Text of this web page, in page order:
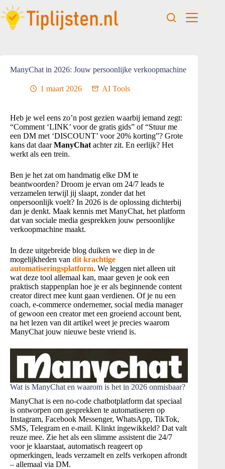
ManyChat in 2026: Jouw persoonlijke verkoopmachine
1 maart 2026 AI Tools
Heb je wel eens zo’n post gezien waarbij iemand zegt:
“Comment ‘LINK’ voor de gratis gids” of “Stuur me
een DM met ‘DISCOUNT’ voor 20% korting”? Grote
kans dat daarManyChat achter zit. En eerlijk? Het
werkt als een trein.
Ben je het zat om handmatig elke DM te
beantwoorden? Droom je ervan om 24/7 leads te
verzamelen terwijl jij slaapt, zonder dat het
onpersoonlijk voelt? In 2026 is de oplossing dichterbij
dan je denkt. Maak kennis met ManyChat, het platform
dat van sociale media gesprekken jouw persoonlijke
verkoopmachine maakt.
In deze uitgebreide blog duiken we diep in de
mogelijkheden van dit krachtige
automatiseringsplatform. We leggen niet alleen uit
wat deze tool allemaal kan, maar geven je ook een
praktisch stappenplan hoe je er als beginnende content
creator direct mee kunt gaan verdienen. Of je nu een
coach, e-commerce ondernemer, social media manager
of gewoon een creator met een groeiend account bent,
na het lezen van dit artikel weet je precies waarom
ManyChat jouw nieuwe beste vriend is.
Wat is ManyChat en waarom is het in 2026 onmisbaar?
ManyChat is een no-code chatbotplatform dat speciaal
is ontworpen om gesprekken te automatiseren op
Instagram, Facebook Messenger, WhatsApp, TikTok,
SMS, Telegram en e-mail. Klinkt ingewikkeld? Dat valt
reuze mee. Zie het als een slimme assistent die 24/7
voor je klaarstaat, automatisch reageert op
opmerkingen, leads verzamelt en zelfs verkopen afrondt
– allemaal via DM.